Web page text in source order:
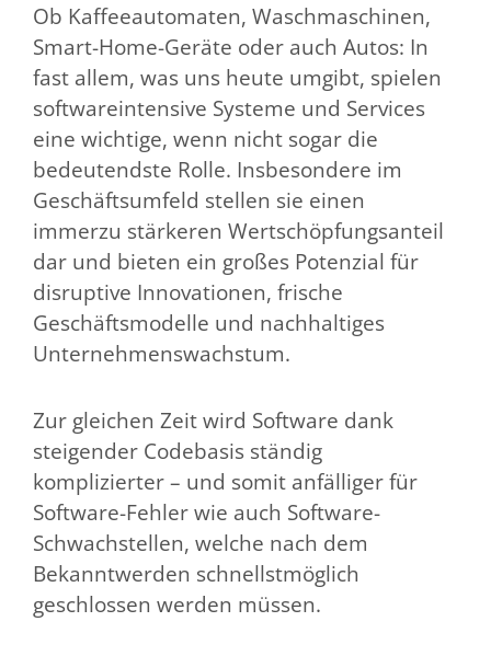
Ob Kaffeeautomaten, Waschmaschinen,
Smart-Home-Geräte oder auch Autos: In
fast allem, was uns heute umgibt, spielen
softwareintensive Systeme und Services
eine wichtige, wenn nicht sogar die
bedeutendste Rolle. Insbesondere im
Geschäftsumfeld stellen sie einen
immerzu stärkeren Wertschöpfungsanteil
dar und bieten ein großes Potenzial für
disruptive Innovationen, frische
Geschäftsmodelle und nachhaltiges
Unternehmenswachstum.
Zur gleichen Zeit wird Software dank
steigender Codebasis ständig
komplizierter – und somit anfälliger für
Software-Fehler wie auch Software-
Schwachstellen, welche nach dem
Bekanntwerden schnellstmöglich
geschlossen werden müssen.